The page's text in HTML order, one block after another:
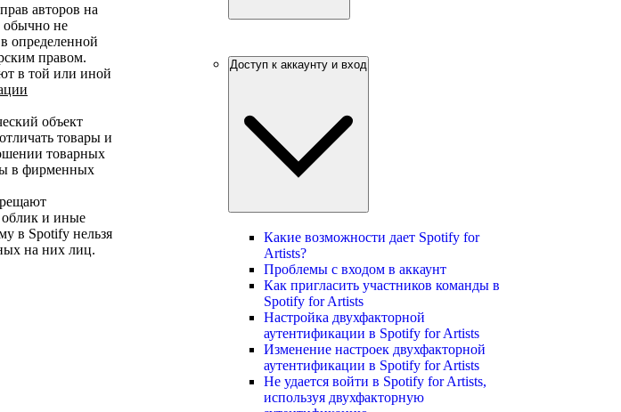
авторов на
обычно не
определенной
правом.
в той или иной
объект
товары и
товарных
в фирменных
облик и иные
в Spotify нельзя
на них лиц.
Доступ к аккаунту и вход
Какие возможности дает Spotify for
Artists?
Проблемы с входом в аккаунт
Как пригласить участников команды в
Spotify for Artists
Настройка двухфакторной
аутентификации в Spotify for Artists
Изменение настроек двухфакторной
аутентификации в Spotify for Artists
Не удается войти в Spotify for Artists,
используя двухфакторную